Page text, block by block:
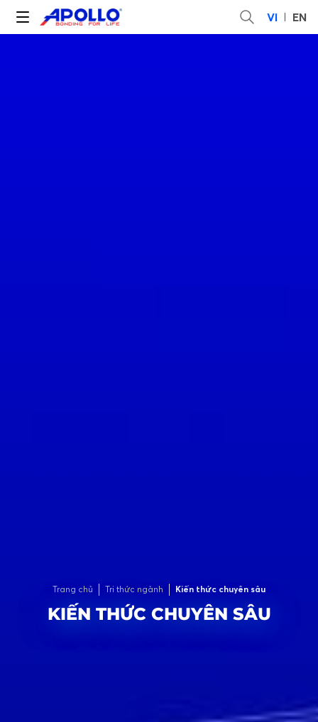
VI EN
Trang chủ Tri thức ngành Kiến thức chuyên sâu
KIẾN THỨC CHUYÊN SÂU